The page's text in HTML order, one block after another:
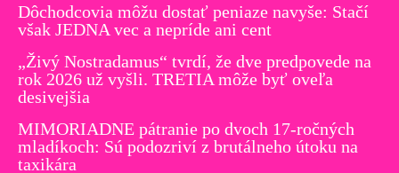
Dôchodcovia môžu dostať peniaze navyše: Stačí
však JEDNA vec a nepríde ani cent
„Živý Nostradamus“ tvrdí, že dve predpovede na
rok 2026 už vyšli. TRETIA môže byť oveľa
desivejšia
MIMORIADNE pátranie po dvoch 17-ročných
mladíkoch: Sú podozriví z brutálneho útoku na
taxikára